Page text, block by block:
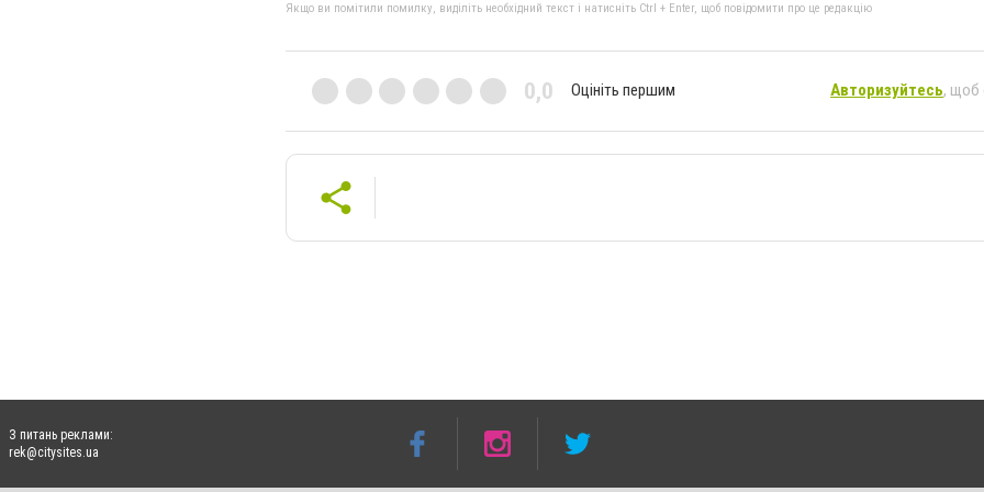
Якщо ви помітили помилку, виділіть необхідний текст і натисніть Ctrl + Enter, щоб повідомити про це редакцію
0,0 Оцініть першим Авторизуйтесь, щоб
З питань реклами:
rek@citysites.ua